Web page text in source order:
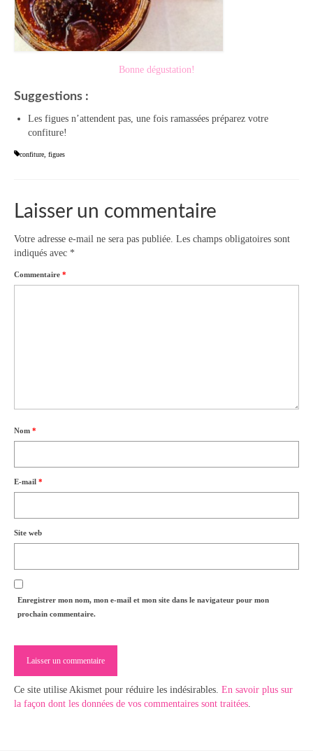
Bonne dégustation!
Suggestions :
Les figues n’attendent pas, une fois ramassées préparez votre
confiture!
confiture figues
Laisser un commentaire
Votre adresse e-mail ne sera pas publiée. Les champs obligatoires sont
indiqués avec *
Commentaire *
Nom *
E-mail *
Site web
Enregistrer mon nom, mon e-mail et mon site dans le navigateur pour mon
prochain commentaire.
Ce site utilise Akismet pour réduire les indésirables. En savoir plus sur
la façon dont les données de vos commentaires sont traitées